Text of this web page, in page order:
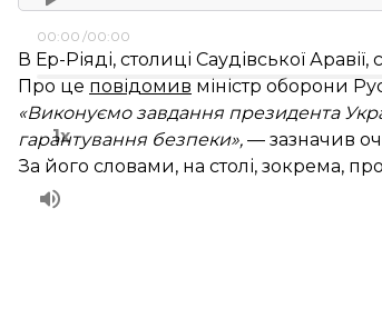
00:00 00:00
1x
В Ер-Ріяді, столиці Саудівської
Про це повідомив міністр оборони
«Виконуємо завдання президента
гарантування безпеки», — зазначив
За його словами, на столі, зокрема,